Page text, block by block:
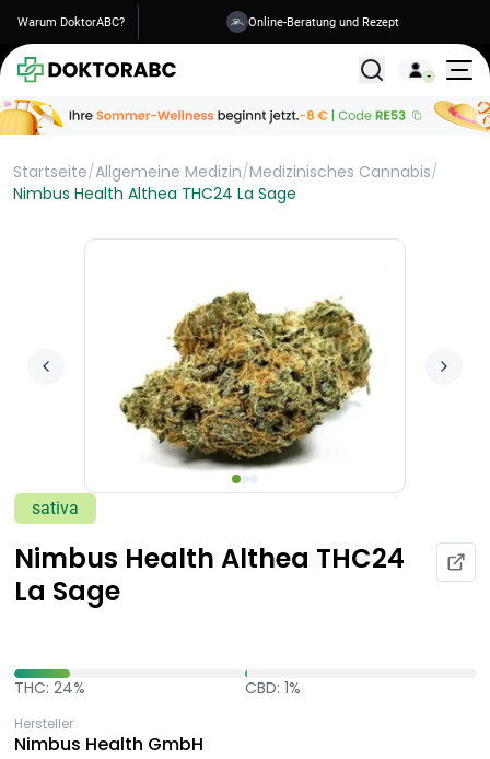
Warum DoktorABC? Versand in 1-2 Tagen
Alle
Startseite/Allgemeine Medizin/Medizinisches Cannabis/
Nimbus Health Althea THC24 La Sage
sativa
Nimbus Health Althea THC24
La Sage
THC: 24% CBD: 1%
Hersteller
Nimbus Health GmbH